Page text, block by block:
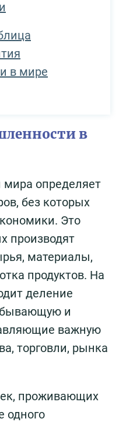
в мире
в
определяет
без которых
Это
производят
материалы,
продуктов. На
деление
и
важную
торговли, рынка
проживающих
одного